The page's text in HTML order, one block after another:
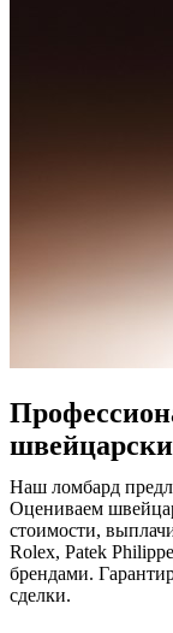
Наш ломбард
Оцениваем
стоимости,
Rolex, Patek
брендами.
сделки.